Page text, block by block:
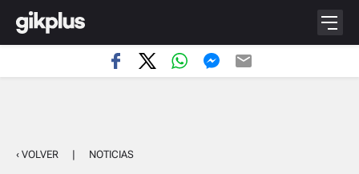
‹ VOLVER | NOTICIAS